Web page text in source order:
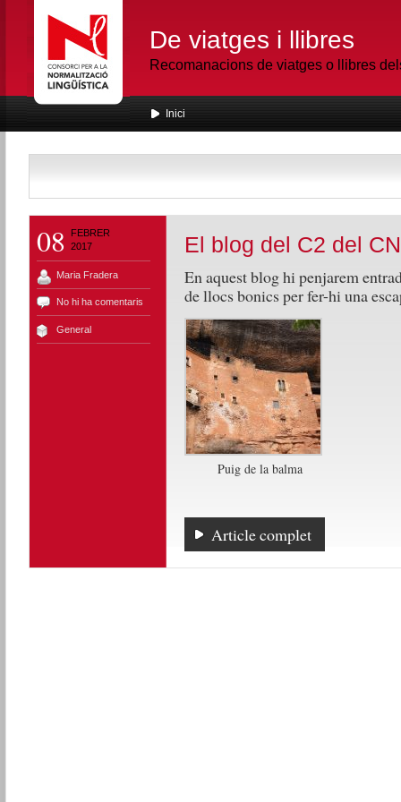
De viatges i llibres
Recomanacions de viatges o llibres
Inici
08
FEBRER
2017
Maria Fradera
No hi ha comentaris
General
El blog del C2 del
En aquest blog hi penjarem
de llocs bonics per fer-hi una
Puig de la balma
Article complet